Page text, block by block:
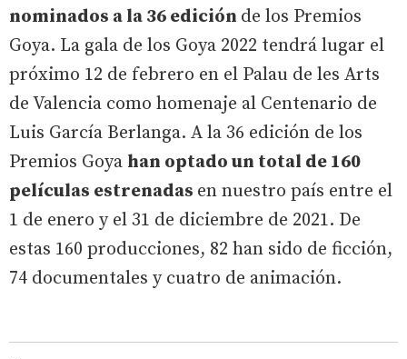
nominados a la 36 edición de los Premios
Goya. La gala de los Goya 2022 tendrá lugar el
próximo 12 de febrero en el Palau de les Arts
de Valencia como homenaje al Centenario de
Luis García Berlanga. A la 36 edición de los
Premios Goya han optado un total de 160
películas estrenadas en nuestro país entre el
1 de enero y el 31 de diciembre de 2021. De
estas 160 producciones, 82 han sido de ficción,
74 documentales y cuatro de animación.